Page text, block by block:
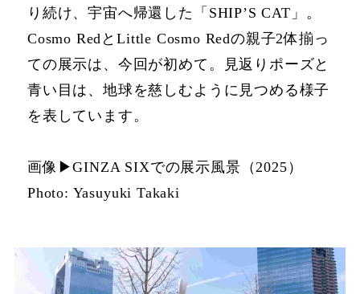
り続け、宇宙へ帰還した「SHIP’S CAT」。
Cosmo RedとLittle Cosmo Redの親子2体揃っ
ての展示は、今回が初めて。見返りポーズと
青い目は、地球を慈しむように見つめる様子
を表しています。
画像▶︎GINZA SIXでの展示風景（2025）
Photo: Yasuyuki Takaki